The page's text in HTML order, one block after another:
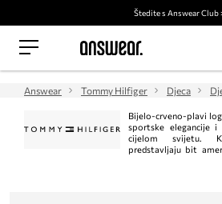
Štedite s Answear Club
Answear Tommy Hilfiger Djeca
Bijelo-crveno-plavi
sportske elegancije
cijelom svijetu.
predstavljaju bit